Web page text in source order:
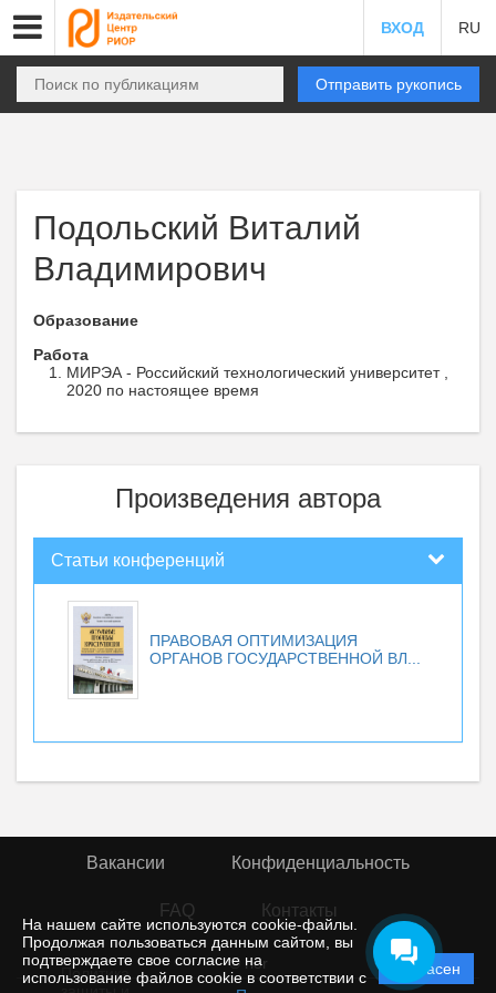
На нашем сайте используются cookie-файлы.
Продолжая пользоваться данным сайтом, вы
подтверждаете свое согласие на
использование файлов cookie в соответствии с
Согласен
ВХОД RU
Отправить рукопись
Подольский Виталий
Владимирович
Образование
Работа
МИРЭА - Российский технологический университет ,
2020 по настоящее время
Произведения автора
Статьи конференций
ПРАВОВАЯ ОПТИМИЗАЦИЯ
ОРГАНОВ ГОСУДАРСТВЕННОЙ ВЛ...
Вакансии Конфиденциальность
FAQ Контакты
© rior
Политика